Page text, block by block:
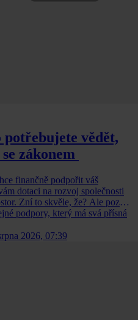
vědět,
zákonem
finančně podpořit váš
dotaci na rozvoj společnosti
Zní to skvěle, že? Ale pozor
podpory, který má svá přísná
2026, 07:39